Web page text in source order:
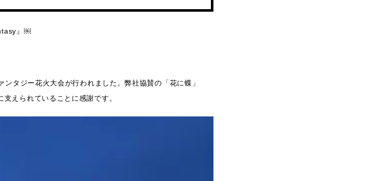
』￼
タジー花火大会が行われました。弊社協賛の「花に蝶」
えられていることに感謝です。